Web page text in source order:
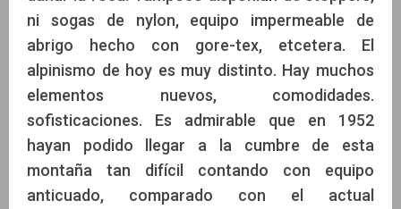
ni sogas de nylon, equipo impermeable de
abrigo hecho con gore-tex, etcetera. El
alpinismo de hoy es muy distinto. Hay muchos
elementos nuevos, comodidades.
sofisticaciones. Es admirable que en 1952
hayan podido llegar a la cumbre de esta
montaña tan difícil contando con equipo
anticuado, comparado con el actual